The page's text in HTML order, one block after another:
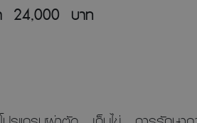
24,000 บาท